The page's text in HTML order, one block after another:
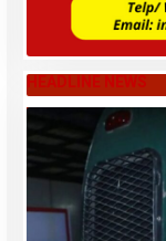
HEADLINE NEWS